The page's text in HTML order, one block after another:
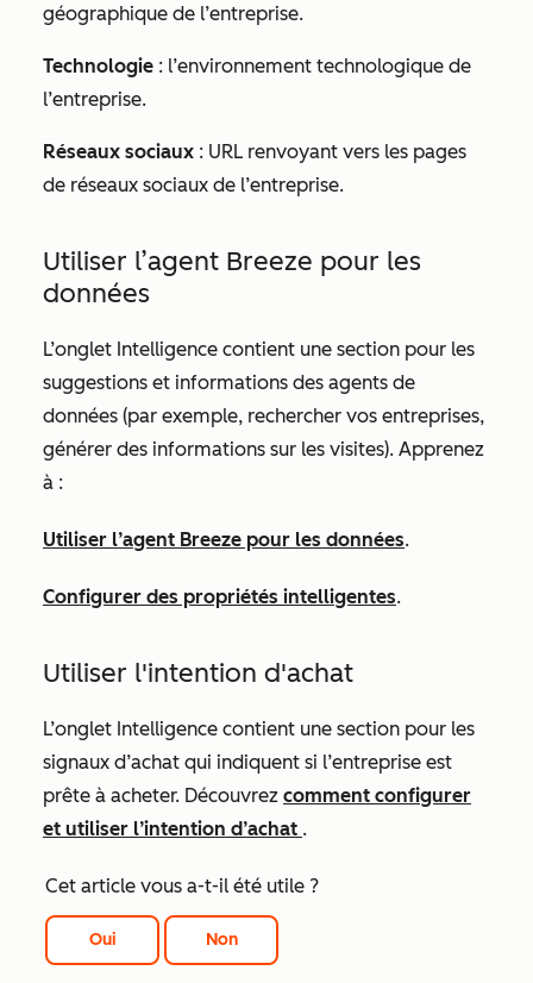
géographique de l’entreprise.
Technologie : l’environnement technologique de
l’entreprise.
Réseaux sociaux : URL renvoyant vers les pages
de réseaux sociaux de l’entreprise.
Utiliser l’agent Breeze pour les
données
L’onglet Intelligence contient une section pour les
suggestions et informations des agents de
données (par exemple, rechercher vos entreprises,
générer des informations sur les visites). Apprenez
à :
Utiliser l’agent Breeze pour les données.
Configurer des propriétés intelligentes.
Utiliser l'intention d'achat
L’onglet Intelligence contient une section pour les
signaux d’achat qui indiquent si l’entreprise est
prête à acheter. Découvrez comment configurer
et utiliser l’intention d’achat .
Cet article vous a-t-il été utile ?
Oui Non